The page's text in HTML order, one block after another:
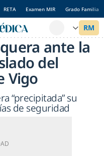
RETA Examen MIR Grado Familia
ante la
del
Vigo
“precipitada” su
de seguridad